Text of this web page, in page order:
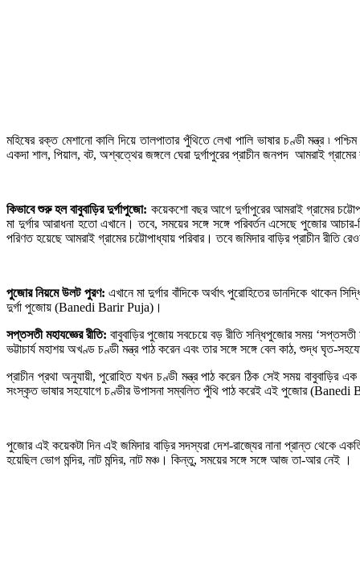
মহিষের রক্ত মেশানো কালি দিয়ে তালপাতার পুঁথিতে লেখা পালি ভাষার চণ্ডী মন্ত্র ৷
একদা শাল, পিয়াল, বট, অশ্বত্থের জঙ্গলে ঘেরা দুর্গাপুরের প্রাচীন জনপদ আমরাই গ্রামের
কিভাবে শুরু হল বাবুবাড়ির দুর্গাপুজো: কয়েকশো বছর আগে দুর্গাপুরের আমরাই গ্রামের
মা দুর্গার আরাধনা হতো এখানে। তবে, সময়ের সঙ্গে সঙ্গে পরিবর্তন এসেছে পুজোর
পরিণত হয়েছে আমরাই গ্রামের চট্টোপাধ্যায় পরিবার। তবে জমিদার বাড়ির প্রাচীন
পুজোর নিয়মে উলট পুরণ: এখানে মা দুর্গার বাঁদিকে অর্থাৎ পুরোহিতের ডানদিকে থাকেন
দুর্গা পুজোয় (Banedi Barir Puja)।
সপ্তসতী মহাযজ্ঞের রীতি: বাবুবাড়ির পুজোয় সবচেয়ে বড় রীতি সন্ধিপুজোর সময়
ভট্টাচার্য মহাশয় অখণ্ড চণ্ডী মন্ত্র পাঠ করেন এবং তার সঙ্গে সঙ্গে বেল কাঠ, শুদ্ধ ঘৃত-
প্রাচীন প্রথা অনুযায়ী, পুরোহিত যখন চণ্ডী মন্ত্র পাঠ করেন ঠিক সেই সময় বাবুবাড়ির
সংস্কৃত ভাষার সহযোগে চণ্ডীর উপাসনা সম্বলিত পুঁথি পাঠ করেই এই পুজোর
পুজোর এই কয়েকটা দিন এই জমিদার বাড়ির সদস্যরা দেশ-রাজ্যের নানা প্রান্ত থেকে
হয়েছিল ভোগ মন্দির, নাট মন্দির, নাট মঞ্চ। কিন্তু, সময়ের সঙ্গে সঙ্গে আজ তা-আর নেই ।